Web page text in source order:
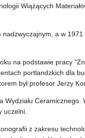
Wiążących
a w
na podstawie pracy
portlandzkich dla
był profesor Jerzy
Wydziału Ceramicznego.
uczelni.
z zakresu